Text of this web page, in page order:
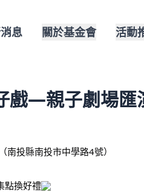
息 關於基金會 活動
戲—親子劇場匯
投縣南投市中學路4號）
點換好禮